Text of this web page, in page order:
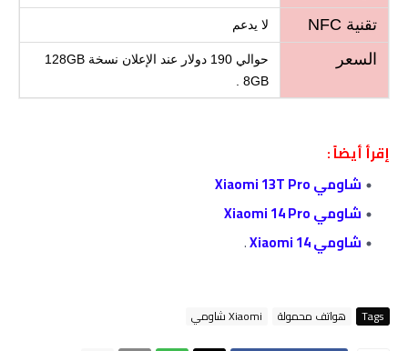
تقنية NFC لا يدعم
السعر
حوالي 190 دولار عند الإعلان نسخة 128GB
8GB .
إقرأ أيضاً :
شاومي Xiaomi 13T Pro
شاومي Xiaomi 14 Pro
شاومي Xiaomi 14
.
Tags هواتف محمولة Xiaomi شاومي